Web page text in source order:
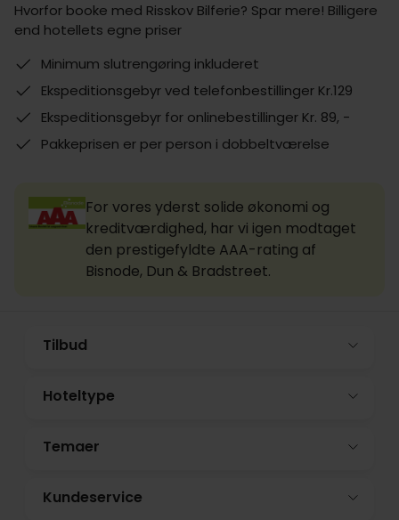
Hvorfor booke med Risskov Bilferie? Spar mere! Billigere
end hotellets egne priser
Minimum slutrengøring inkluderet
Ekspeditionsgebyr ved telefonbestillinger Kr.129
Ekspeditionsgebyr for onlinebestillinger Kr. 89, -
Pakkeprisen er per person i dobbeltværelse
For vores yderst solide økonomi og
kreditværdighed, har vi igen modtaget
den prestigefyldte AAA-rating af
Bisnode, Dun & Bradstreet.
Tilbud
Hoteltype
Temaer
Kundeservice